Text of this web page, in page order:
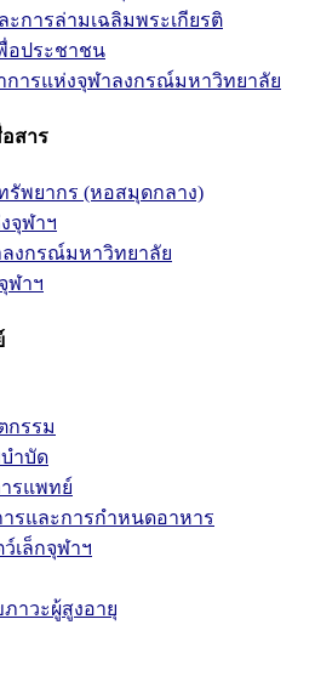
การล่ามเฉลิมพระเกียรติ
อประชาชน
การแห่งจุฬาลงกรณ์มหาวิทยาลัย
สาร
รัพยากร (หอสมุดกลาง)
จุฬาฯ
งกรณ์มหาวิทยาลัย
ฬาฯ
กรรม
ำบัด
รแพทย์
รและการกำหนดอาหาร
เล็กจุฬาฯ
าวะผู้สูงอายุ